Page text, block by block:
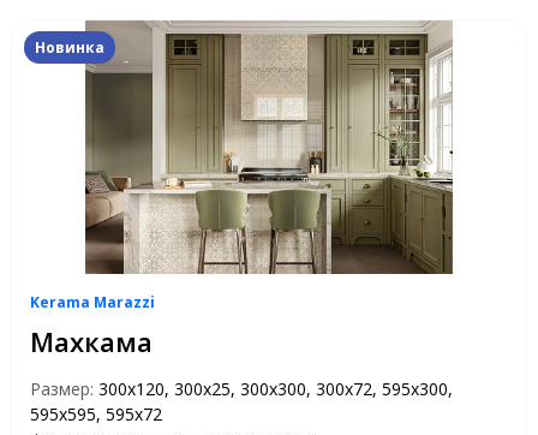
Новинка
Kerama Marazzi
Махкама
Размер: 300x120, 300x25, 300x300, 300x72, 595x300,
595x595, 595x72